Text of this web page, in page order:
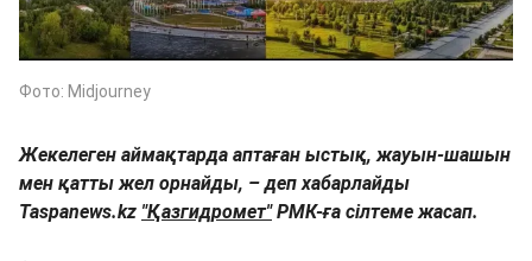
Фото: Midjourney
Жекелеген аймақтарда аптаған ыстық, жауын-шашын
мен қатты жел орнайды, – деп хабарлайды
Taspanews.kz "Қазгидромет"РМК-ға сілтеме жасап.